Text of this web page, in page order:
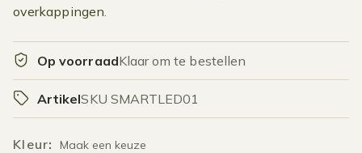
overkappingen.
Op voorraadKlaar om te bestellen
ArtikelSKU SMARTLED01
Kleur: Maak een keuze